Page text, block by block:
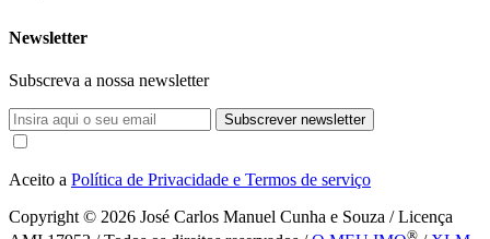
Newsletter
Subscreva a nossa newsletter
Subscrever newsletter
Aceito a Política de Privacidade e Termos de serviço
Copyright © 2026 José Carlos Manuel Cunha e Souza / Licença
®